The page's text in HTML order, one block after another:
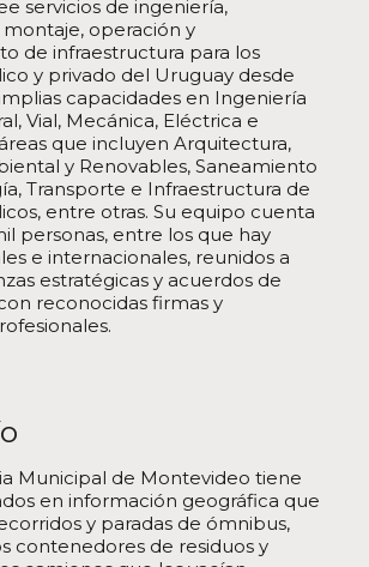
servicios de ingeniería,
operación y
de infraestructura para los
y privado del Uruguay desde
capacidades en Ingeniería
Vial, Mecánica, Eléctrica e
que incluyen Arquitectura,
y Renovables, Saneamiento
Transporte e Infraestructura de
entre otras. Su equipo cuenta
personas, entre los que hay
e internacionales, reunidos a
estratégicas y acuerdos de
reconocidas firmas y
Municipal de Montevideo tiene
en información geográfica que
y paradas de ómnibus,
contenedores de residuos y